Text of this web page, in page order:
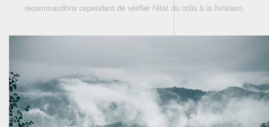
recommandons cependant de vérifier l'état du colis à la livraison.